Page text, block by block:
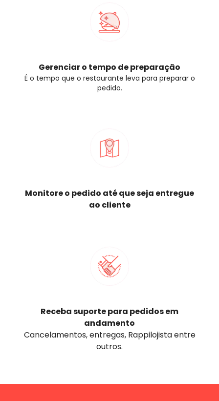
Gerenciar o tempo de preparação
É o tempo que o restaurante leva para preparar o
pedido.
Monitore o pedido até que seja entregue
ao cliente
Receba suporte para pedidos em
andamento
Cancelamentos, entregas, Rappilojista entre
outros.